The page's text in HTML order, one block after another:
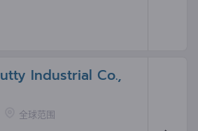
Industrial Co.,
全球范围